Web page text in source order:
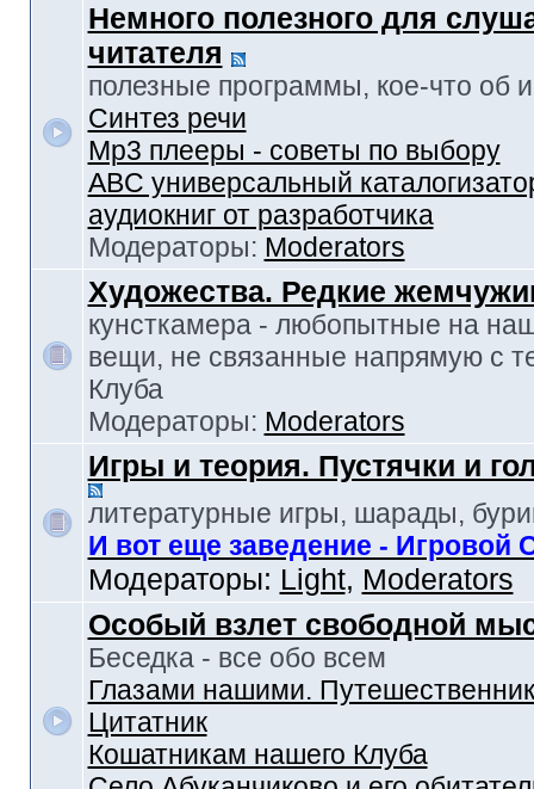
Немного полезного для
читателя
полезные программы, кое-что об
Синтез речи
Mp3 плееры - советы по выбору
ABC универсальный
аудиокниг от разработчика
Модераторы: Moderators
Художества. Редкие
кунсткамера - любопытные на
вещи, не связанные напрямую с
Клуба
Модераторы: Moderators
Игры и теория. Пустячки и
литературные игры, шарады,
И вот еще заведение - Игровой
Модераторы: Light, Moderators
Особый взлет свободной
Беседка - все обо всем
Глазами нашими.
Цитатник
Кошатникам нашего Клуба